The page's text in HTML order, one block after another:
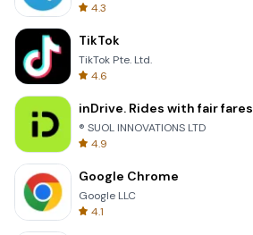
4.3
TikTok
TikTok Pte. Ltd.
4.6
inDrive. Rides with fair fares
® SUOL INNOVATIONS LTD
4.9
Google Chrome
Google LLC
4.1